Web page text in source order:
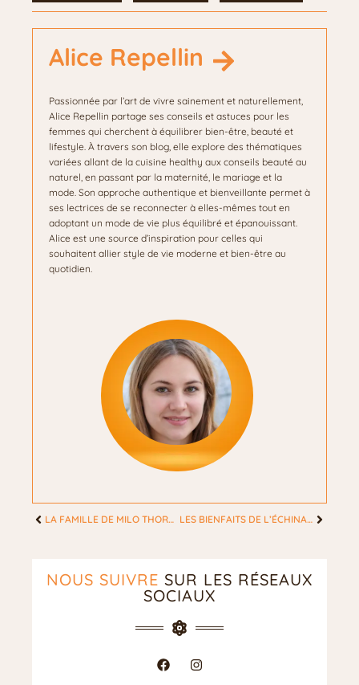
Alice Repellin
Passionnée par l’art de vivre sainement et naturellement,
Alice Repellin partage ses conseils et astuces pour les
femmes qui cherchent à équilibrer bien-être, beauté et
lifestyle. À travers son blog, elle explore des thématiques
variées allant de la cuisine healthy aux conseils beauté au
naturel, en passant par la maternité, le mariage et la
mode. Son approche authentique et bienveillante permet à
ses lectrices de se reconnecter à elles-mêmes tout en
adoptant un mode de vie plus équilibré et épanouissant.
Alice est une source d’inspiration pour celles qui
souhaitent allier style de vie moderne et bien-être au
quotidien.
LA FAMILLE DE MILO THORETTON, UNE CARRIÈRE ISSUE D’UNE FAMILLE D’ARTISTES LES BIENFAITS DE L’ÉCHINACÉE : EST-CE QUE ÇA MARCHE VRAIMENT ?
NOUS SUIVRE SUR LES RÉSEAUX
SOCIAUX